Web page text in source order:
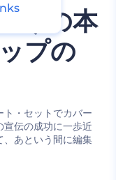
けの本
プの
・セットでカバー
伝の成功に一歩近
、あという間に編集